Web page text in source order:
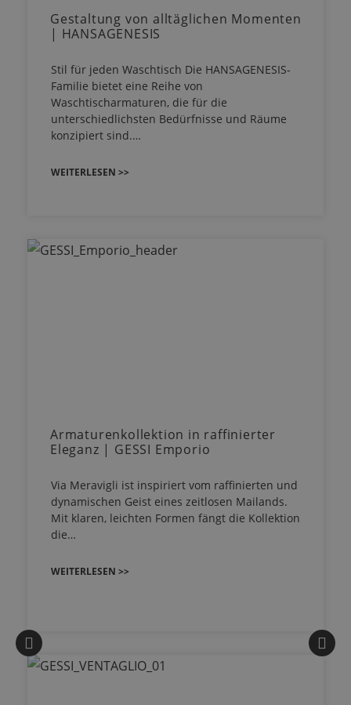
Gestaltung von alltäglichen Momenten
| HANSAGENESIS
Stil für jeden Waschtisch Die HANSAGENESIS-
Familie bietet eine Reihe von
Waschtischarmaturen, die für die
unterschiedlichsten Bedürfnisse und Räume
konzipiert sind.…
WEITERLESEN >>
Armaturenkollektion in raffinierter
Eleganz | GESSI Emporio
Via Meravigli ist inspiriert vom raffinierten und
dynamischen Geist eines zeitlosen Mailands.
Mit klaren, leichten Formen fängt die Kollektion
die…
WEITERLESEN >>